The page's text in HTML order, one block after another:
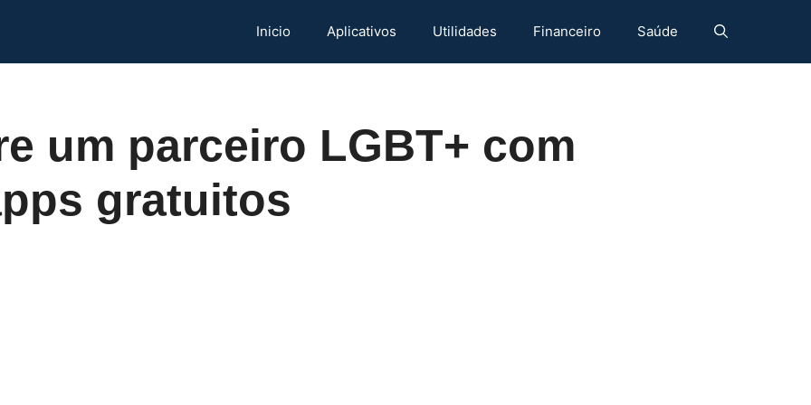
Inicio Aplicativos Utilidades Financeiro Saúde
um parceiro LGBT+ com
gratuitos